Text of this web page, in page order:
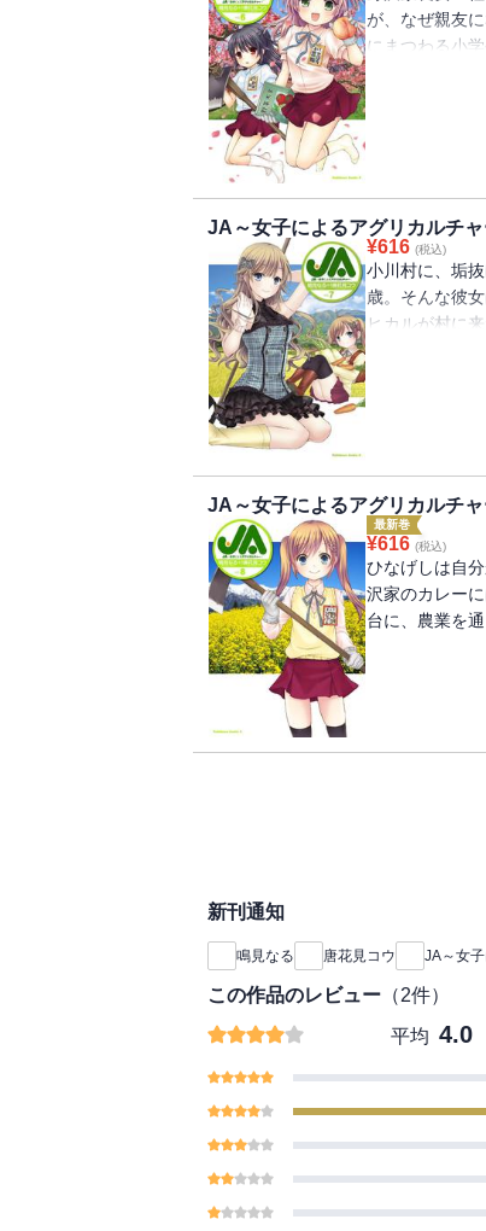
が、なぜ親友
にまつわる小
ひなげしが信
JA～女子によるアグリカルチ
¥616 (税込)
小川村に、垢
歳。そんな彼
ヒカルが村に
勃発する、ホ
JA～女子によるアグリカルチ
最新巻
¥616 (税込)
ひなげしは自
沢家のカレー
台に、農業を
新刊通知
鳴見なる 唐花見コウ JA～女
この作品のレビュー （2件）
平均 4.0